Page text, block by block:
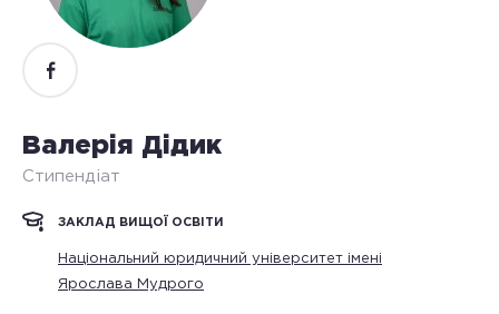
Валерія Дідик
Стипендіат
ЗАКЛАД ВИЩОЇ ОСВІТИ
Національний юридичний університет імені
Ярослава Мудрого